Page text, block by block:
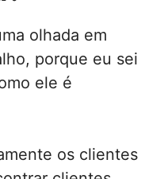
olhada em
porque eu sei
ele é
os clientes